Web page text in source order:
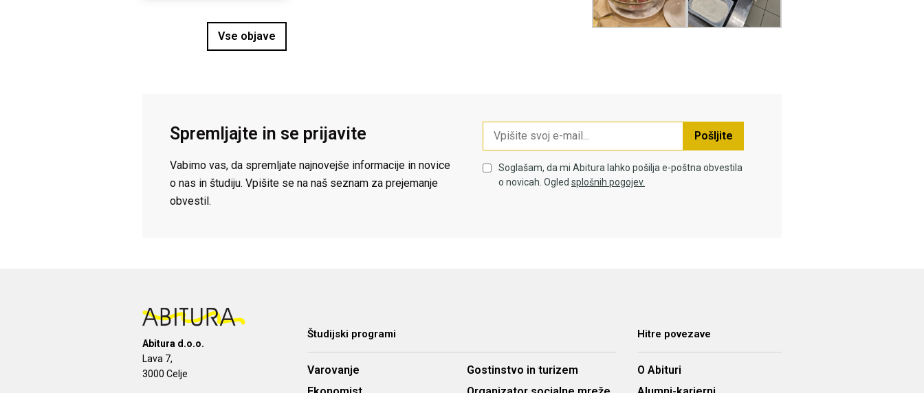
Vse objave
Spremljajte in se prijavite
Vabimo vas, da spremljate najnovejše informacije in novice
o nas in študiju. Vpišite se na naš seznam za prejemanje
obvestil.
Pošljite
Soglašam, da mi Abitura lahko pošilja e-poštna obvestila
o novicah. Ogled splošnih pogojev.
Abitura d.o.o.
Lava 7,
3000 Celje
Študijski programi
Varovanje
Gostinstvo in turizem
Hitre povezave
O Abituri